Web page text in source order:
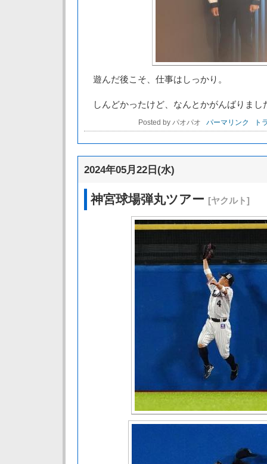
遊んだ後こそ、仕事はしっかり。
しんどかったけど、なんとかがんばりまし
Posted by パオパオ パーマリンク ト
2024年05月22日(水)
神宮球場弾丸ツアー [ヤクルト]